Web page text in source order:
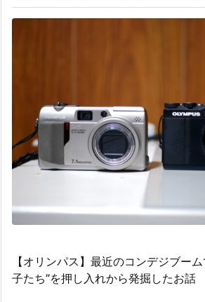
【オリンパス】最近のコンデジブー
子たち”を押し入れから発掘したお話